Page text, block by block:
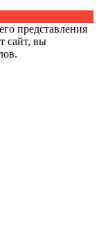
представления
сайт, вы